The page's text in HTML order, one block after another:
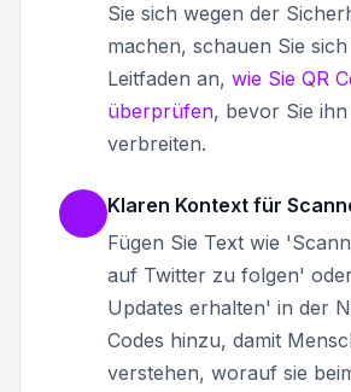
Sie sich wegen der
machen, schauen Sie
Leitfaden an, wie Sie QR
überprüfen, bevor Sie
verbreiten.
Klaren Kontext für
Fügen Sie Text wie
auf Twitter zu folgen'
Updates erhalten' in der
Codes hinzu, damit
verstehen, worauf sie